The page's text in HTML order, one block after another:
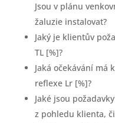
Jsou v plánu
žaluzie instalovat?
Jaký je klientův
TL [%]?
Jaká očekávání
reflexe Lr [%]?
Jaké jsou
z pohledu klienta,